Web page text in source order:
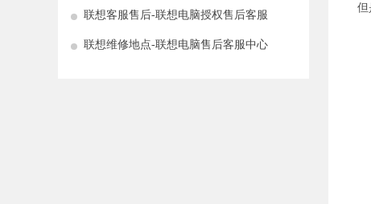
联想客服售后-联想电脑授权售后客服
联想维修地点-联想电脑售后客服中心
但